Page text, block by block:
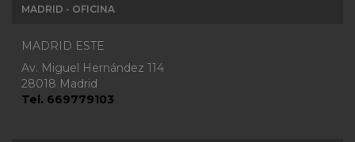
MADRID - OFICINA
MADRID ESTE
Av. Miguel Hernández 114
28018 Madrid
Tel. 669779103